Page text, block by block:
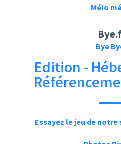
Aimer Official
YouTube Channel
Aimer -
Anatanideawanaker
eba -Kasetsutouka-
Mélo
Bye
Edition -
Essayez le jeu de notre